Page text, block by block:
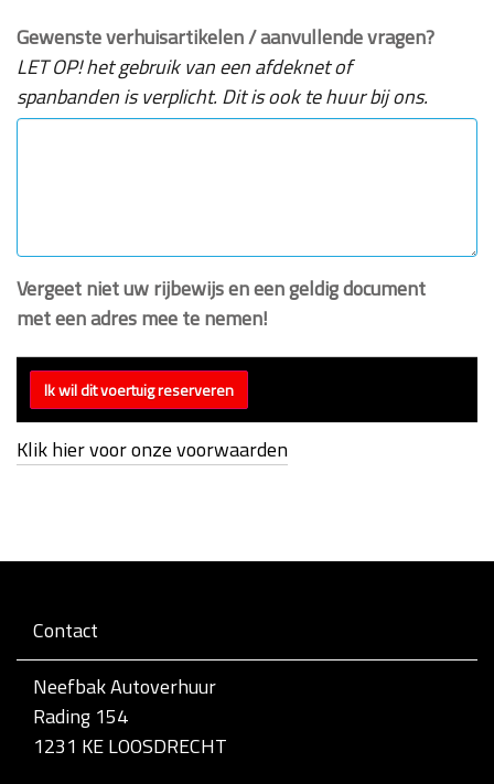
Gewenste verhuisartikelen / aanvullende vragen?
LET OP! het gebruik van een afdeknet of
spanbanden is verplicht. Dit is ook te huur bij ons.
Vergeet niet uw rijbewijs en een geldig document
met een adres mee te nemen!
Klik hier voor onze voorwaarden
Contact
Neefbak Autoverhuur
Rading 154
1231 KE LOOSDRECHT